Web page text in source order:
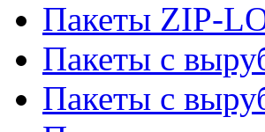
Пакеты ZIP-
Пакеты с
Пакеты с